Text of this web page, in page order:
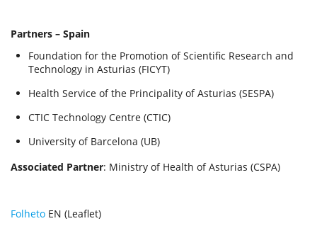
Partners – Spain
Foundation for the Promotion of Scientific Research and
Technology in Asturias (FICYT)
Health Service of the Principality of Asturias (SESPA)
CTIC Technology Centre (CTIC)
University of Barcelona (UB)
Associated Partner: Ministry of Health of Asturias (CSPA)
Folheto EN (Leaflet)